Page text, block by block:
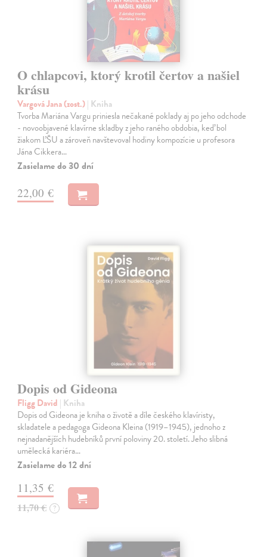
O chlapcovi, ktorý krotil čertov a našiel
krásu
Vargová Jana (zost.)| Kniha
Tvorba Mariána Vargu priniesla nečakané poklady aj po jeho odchode
- novoobjavené klavírne skladby z jeho raného obdobia, keď bol
žiakom ĽŠU a zároveň navštevoval hodiny kompozície u profesora
Jána Cikkera…
Zasielame do 30 dní
22,00 €
Dopis od Gideona
Fligg David | Kniha
Dopis od Gideona je kniha o životě a díle českého klavíristy,
skladatele a pedagoga Gideona Kleina (1919–1945), jednoho z
nejnadanějších hudebníků první poloviny 20. století. Jeho slibná
umělecká kariéra…
Zasielame do 12 dní
11,35 €
11,70 € ?